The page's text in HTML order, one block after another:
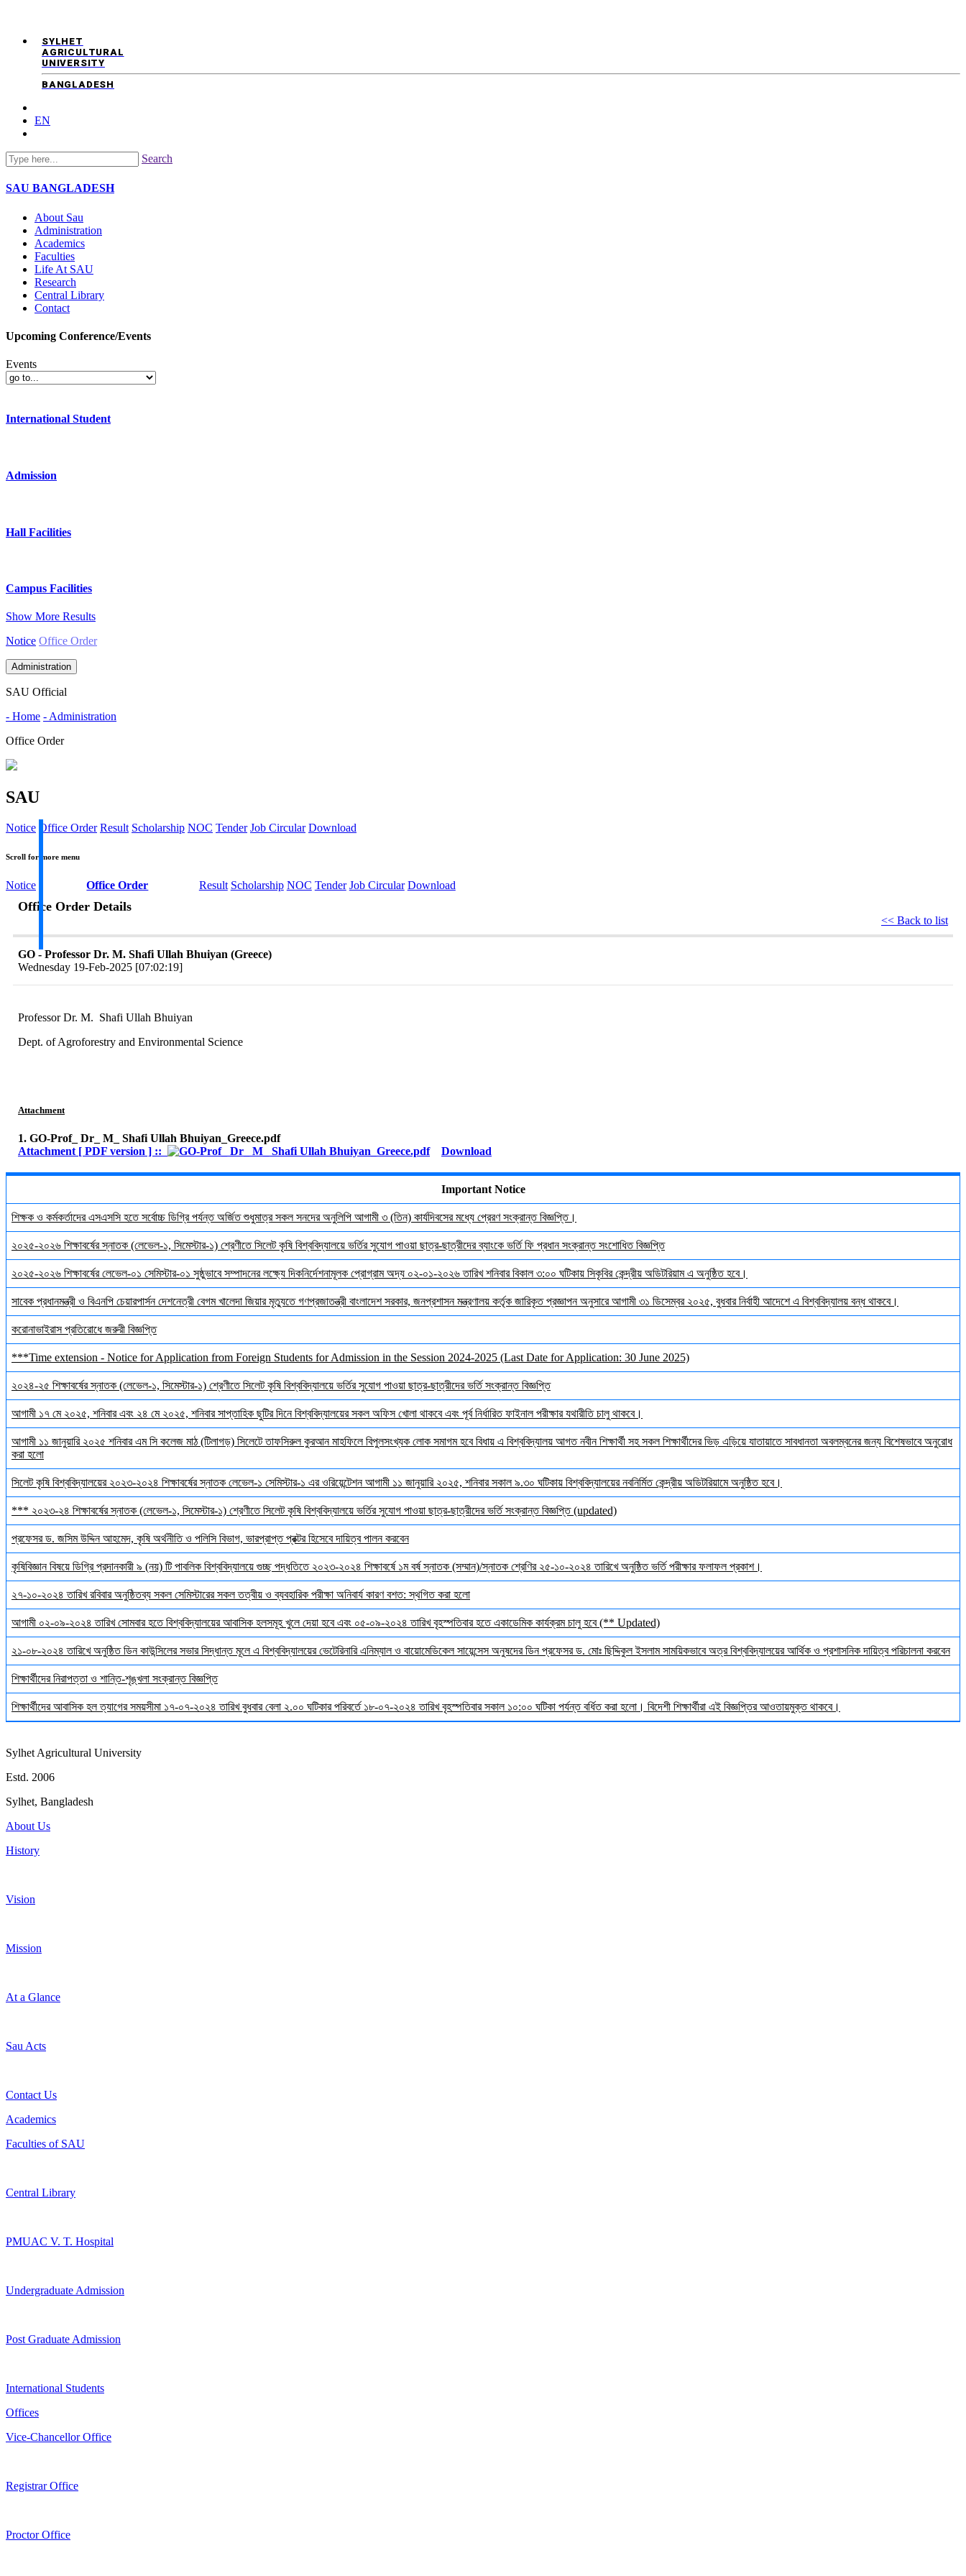
SYLHET
AGRICULTURAL
UNIVERSITY
BANGLADESH
EN
Search
SAU BANGLADESH
About Sau
Administration
Academics
Faculties
Life At SAU
Research
Central Library
Contact
Upcoming Conference/Events
Events
International Student
Admission
Hall Facilities
Campus Facilities
Show More Results
Notice Office Order
Administration
SAU Official
- Home - Administration
Office Order
SAU
Notice Office Order Result Scholarship NOC Tender Job Circular Download
Scroll for more menu
Notice Office Order Result Scholarship NOC Tender Job Circular Download
Office Order Details
<< Back to list
GO - Professor Dr. M. Shafi Ullah Bhuiyan (Greece)
Wednesday 19-Feb-2025 [07:02:19]
Professor Dr. M. Shafi Ullah Bhuiyan
Dept. of Agroforestry and Environmental Science
Attachment
1. GO-Prof_ Dr_ M_ Shafi Ullah Bhuiyan_Greece.pdf
Attachment [ PDF version ] ::
Download
Important Notice
শিক্ষক ও কর্মকর্তাদের এসএসসি হতে সর্বোচ্চ ডিগ্রি পর্যন্ত অর্জিত শুধুমাত্র সকল সনদের অনুলিপি আগামী ৩ (তিন) কার্যদিবসের মধ্যে প্রেরণ সংক্রান্ত বিজ্ঞপ্তি।
২০২৫-২০২৬ শিক্ষাবর্ষের স্নাতক (লেভেল-১, সিমেস্টার-১) শ্রেণীতে সিলেট কৃষি বিশ্ববিদ্যালয়ে ভর্তির সুযোগ পাওয়া ছাত্র-ছাত্রীদের ব্যাংকে ভর্তি ফি প্রধান সংক্রান্ত সংশোধিত বিজ্ঞপ্তি
২০২৫-২০২৬ শিক্ষাবর্ষের লেভেল-০১ সেমিস্টার-০১ সুষ্ঠুভাবে সম্পাদনের লক্ষ্যে দিকনির্দেশনামূলক প্রোগ্রাম অদ্য ০২-০১-২০২৬ তারিখ শনিবার বিকাল ৩:০০ ঘটিকায় সিকৃবির কেন্দ্রীয় অডিটরিয়াম এ অনুষ্ঠিত হবে।
সাবেক প্রধানমন্ত্রী ও বিএনপি চেয়ারপার্সন দেশনেত্রী বেগম খালেদা জিয়ার মৃত্যুতে গণপ্রজাতন্ত্রী বাংলাদেশ সরকার, জনপ্রশাসন মন্ত্রণালয় কর্তৃক জারিকৃত প্রজ্ঞাপন অনুসারে আগামী ৩১ ডিসেম্বর ২০২৫, বুধবার নির্বাহী আদেশে এ বিশ্ববিদ্যালয় বন্ধ থাকবে।
করোনাভাইরাস প্রতিরোধে জরুরী বিজ্ঞপ্তি
***Time extension - Notice for Application from Foreign Students for Admission in the Session 2024-2025 (Last Date for Application: 30 June 2025)
২০২৪-২৫ শিক্ষাবর্ষের স্নাতক (লেভেল-১, সিমেস্টার-১) শ্রেণীতে সিলেট কৃষি বিশ্ববিদ্যালয়ে ভর্তির সুযোগ পাওয়া ছাত্র-ছাত্রীদের ভর্তি সংক্রান্ত বিজ্ঞপ্তি
আগামী ১৭ মে ২০২৫, শনিবার এবং ২৪ মে ২০২৫, শনিবার সাপ্তাহিক ছুটির দিনে বিশ্ববিদ্যালয়ের সকল অফিস খোলা থাকবে এবং পূর্ব নির্ধারিত ফাইনাল পরীক্ষার যথারীতি চালু থাকবে।
আগামী ১১ জানুয়ারি ২০২৫ শনিবার এম সি কলেজ মাঠ (টিলাগড়) সিলেটে তাফসিরুল কুরআন মাহফিলে বিপুলসংখ্যক লোক সমাগম হবে বিধায় এ বিশ্ববিদ্যালয় আগত নবীন শিক্ষার্থী সহ সকল শিক্ষার্থীদের ভিড় এড়িয়ে যাতায়াতে সাবধানতা অবলম্বনের জন্য বিশেষভাবে অনুরোধ
করা হলো
সিলেট কৃষি বিশ্ববিদ্যালয়ের ২০২৩-২০২৪ শিক্ষাবর্ষের স্নাতক লেভেল-১ সেমিস্টার-১ এর ওরিয়েন্টেশন আগামী ১১ জানুয়ারি ২০২৫, শনিবার সকাল ৯.৩০ ঘটিকায় বিশ্ববিদ্যালয়ের নবনির্মিত কেন্দ্রীয় অডিটরিয়ামে অনুষ্ঠিত হবে।
*** ২০২৩-২৪ শিক্ষাবর্ষের স্নাতক (লেভেল-১, সিমেস্টার-১) শ্রেণীতে সিলেট কৃষি বিশ্ববিদ্যালয়ে ভর্তির সুযোগ পাওয়া ছাত্র-ছাত্রীদের ভর্তি সংক্রান্ত বিজ্ঞপ্তি (updated)
প্রফেসর ড. জসিম উদ্দিন আহমেদ, কৃষি অর্থনীতি ও পলিসি বিভাগ, ভারপ্রাপ্ত প্রক্টর হিসেবে দায়িত্ব পালন করবেন
কৃষিবিজ্ঞান বিষয়ে ডিগ্রি প্রদানকারী ৯ (নয়) টি পাবলিক বিশ্ববিদ্যালয়ে গুচ্ছ পদ্ধতিতে ২০২৩-২০২৪ শিক্ষাবর্ষে ১ম বর্ষ স্নাতক (সম্মান)/স্নাতক শ্রেণির ২৫-১০-২০২৪ তারিখে অনুষ্ঠিত ভর্তি পরীক্ষার ফলাফল প্রকাশ।
২৭-১০-২০২৪ তারিখ রবিবার অনুষ্ঠিতব্য সকল সেমিস্টারের সকল তত্বীয় ও ব্যবহারিক পরীক্ষা অনিবার্য কারণ বশত: স্থগিত করা হলো
আগামী ০২-০৯-২০২৪ তারিখ সোমবার হতে বিশ্ববিদ্যালয়ের আবাসিক হলসমূহ খুলে দেয়া হবে এবং ০৫-০৯-২০২৪ তারিখ বৃহস্পতিবার হতে একাডেমিক কার্যক্রম চালু হবে (** Updated)
২১-০৮-২০২৪ তারিখে অনুষ্ঠিত ডিন কাউন্সিলের সভার সিদ্ধান্ত মূলে এ বিশ্ববিদ্যালয়ের ভেটেরিনারি এনিম্যাল ও বায়োমেডিকেল সায়েন্সেস অনুষদের ডিন প্রফেসর ড. মোঃ ছিদ্দিকুল ইসলাম সাময়িকভাবে অত্র বিশ্ববিদ্যালয়ের আর্থিক ও প্রশাসনিক দায়িত্ব পরিচালনা করবেন
শিক্ষার্থীদের নিরাপত্তা ও শান্তি-শৃঙ্খলা সংক্রান্ত বিজ্ঞপ্তি
শিক্ষার্থীদের আবাসিক হল ত্যাগের সময়সীমা ১৭-০৭-২০২৪ তারিখ বুধবার বেলা ২.০০ ঘটিকার পরিবর্তে ১৮-০৭-২০২৪ তারিখ বৃহস্পতিবার সকাল ১০:০০ ঘটিকা পর্যন্ত বর্ধিত করা হলো। বিদেশী শিক্ষার্থীরা এই বিজ্ঞপ্তির আওতায়মুক্ত থাকবে।
Sylhet Agricultural University
Estd. 2006
Sylhet, Bangladesh
About Us
History
Vision
Mission
At a Glance
Sau Acts
Contact Us
Academics
Faculties of SAU
Central Library
PMUAC V. T. Hospital
Undergraduate Admission
Post Graduate Admission
International Students
Offices
Vice-Chancellor Office
Registrar Office
Proctor Office